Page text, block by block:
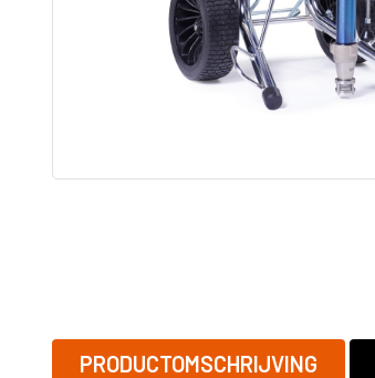
Powerfill
T-MAX airless
RTX
PRODUCTOMSCHRIJVING